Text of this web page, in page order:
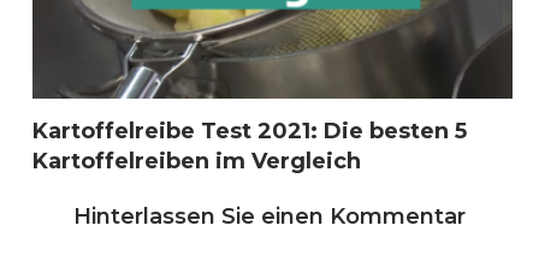
Kartoffelreibe Test 2021: Die besten 5
Kartoffelreiben im Vergleich
Hinterlassen Sie einen Kommentar